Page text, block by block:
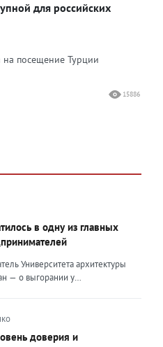
для российских
на посещение Турции
15886
в одну из главных
Университета архитектуры
— о выгорании у
заметно
сотрудников. Наёмный
или в отпуск, пожаловаться
доверия и